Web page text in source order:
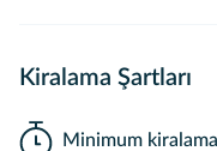
Kiralama Şartları
Minimum